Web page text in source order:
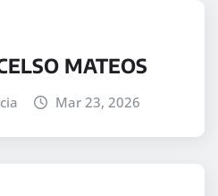
MATEOS
Mar 23, 2026